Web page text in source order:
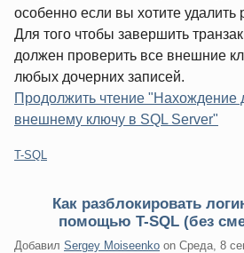
особенно если вы хотите удалить
Для того чтобы завершить
должен проверить все внешние
любых дочерних записей.
Продолжить чтение "Нахождение
внешнему ключу в SQL Server"
Категории:
T-SQL
Как разблокировать
помощью T-SQL (без
Добавил Sergey Moiseenko on Среда, 8